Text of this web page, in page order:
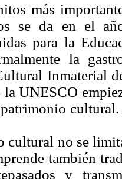
más
se da en el
para la
la
Inmaterial
la UNESCO
cultural.
cultural no se
también
y